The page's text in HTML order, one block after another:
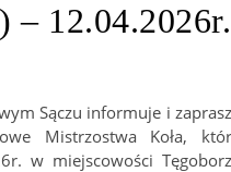
– 12.04.2026r.
Sączu informuje i
Mistrzostwa Koła,
w miejscowości